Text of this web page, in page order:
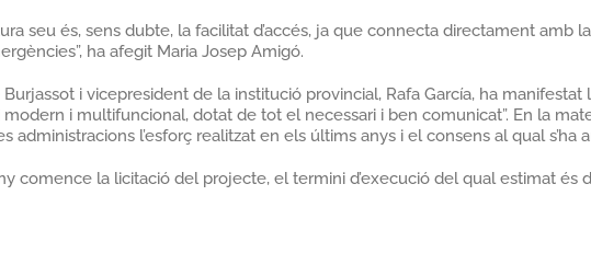
seu és, sens dubte, la facilitat d’accés, ja que connecta directament amb
ha afegit Maria Josep Amigó.
Burjassot i vicepresident de la institució provincial, Rafa García, ha
i multifuncional, dotat de tot el necessari i ben comunicat”. En la
administracions l’esforç realitzat en els últims anys i el consens al qual s’ha
comence la licitació del projecte, el termini d’execució del qual estimat és